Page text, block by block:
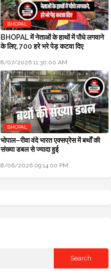
BHOPAL
BHOPAL में नेताओं के हाथों में पौधे लगवाने
के लिए, 700 हरे भरे पेड़ कटवा दिए
8/07/2026 11:30:00 AM
BHOPAL
भोपाल–रीवा वंदे भारत एक्सप्रेस में बर्थों की
संख्या डबल से ज्यादा हुई
8/06/2026 09:14:00 PM